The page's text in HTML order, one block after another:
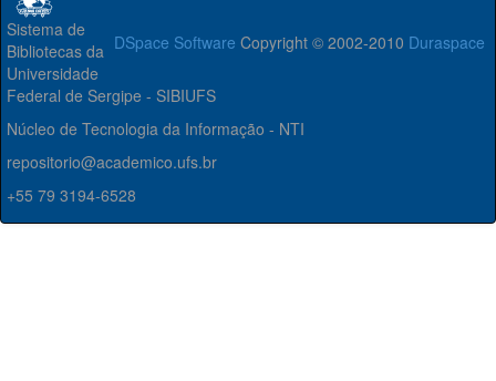
DSpace Software Copyright © 2002-2010 Duraspace
Sistema de
Bibliotecas da
Universidade
Federal de Sergipe - SIBIUFS
Núcleo de Tecnologia da Informação - NTI
repositorio@academico.ufs.br
+55 79 3194-6528